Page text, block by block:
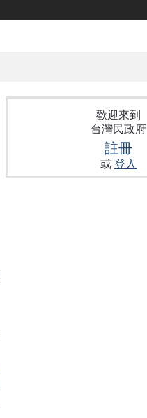
歡迎來到
台灣民政府
註冊
或登入